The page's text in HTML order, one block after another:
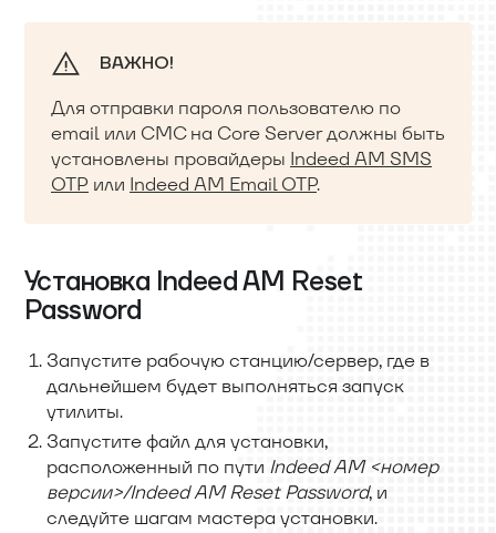
ВАЖНО!
Для отправки пароля пользователю по
email или СМС на Core Server должны быть
установлены провайдеры Indeed AM SMS
OTP или Indeed AM Email OTP.
Установка Indeed AM Reset
Password
Запустите рабочую станцию/сервер, где в
дальнейшем будет выполняться запуск
утилиты.
Запустите файл для установки,
расположенный по пути Indeed AM <номер
версии>/Indeed AM Reset Password, и
следуйте шагам мастера установки.